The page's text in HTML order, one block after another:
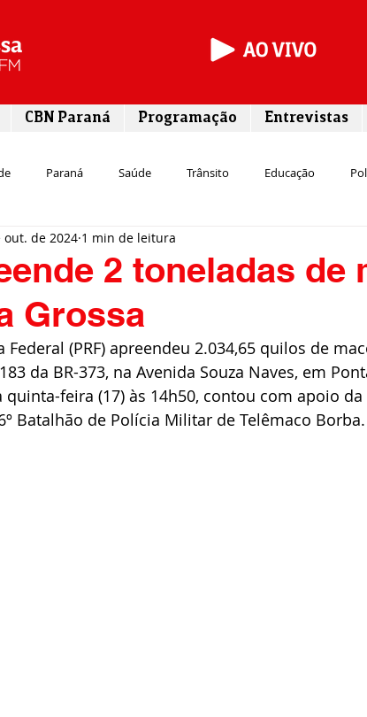
CBN Paraná Programação Entrevistas
Paraná Saúde Trânsito Educação
Gerais Segurança Entrevista
Meio ambiente
Transporte Assistência Social
2 toneladas de
Grossa
out. de 2024 1 min de leitura
Federal (PRF) apreendeu 2.034,65 quilos de
da BR-373, na Avenida Souza Naves, em
quinta-feira (17) às 14h50, contou com apoio da
Batalhão de Polícia Militar de Telêmaco Borba.